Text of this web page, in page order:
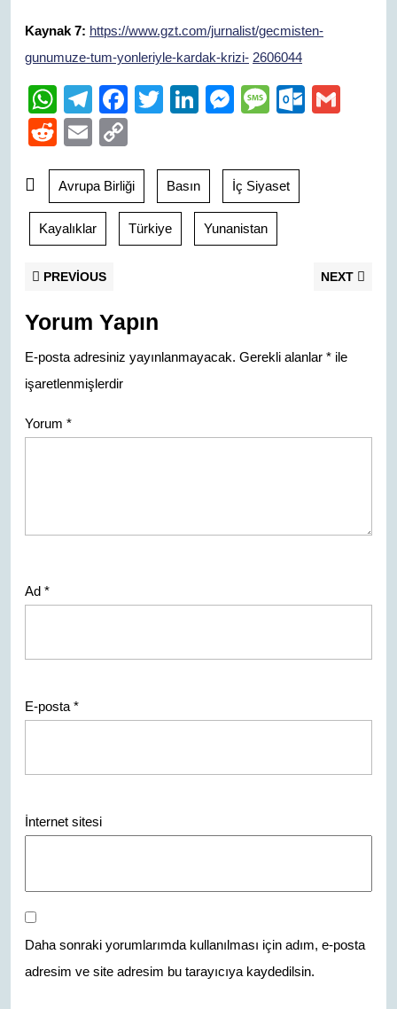
Kaynak 7: https://www.gzt.com/jurnalist/gecmisten-
gunumuze-tum-yonleriyle-kardak-krizi- 2606044
W
h
at
s
A
p
p
T
el
e
gr
a
m
F
e
b
o
T
er
Li
e
dI
n
M
e
n
g
M
a
g
e
O
R
d
di
t
E
ail p
y
Li
Avrupa Birliği Basın İç Siyaset
Kayalıklar Türkiye Yunanistan
Yazı
PREVIOUS NEXT
Yorum Yapın
E-posta adresiniz yayınlanmayacak. Gerekli alanlar * ile
işaretlenmişlerdir
Yorum *
Ad *
E-posta *
İnternet sitesi
Daha sonraki yorumlarımda kullanılması için adım, e-posta
adresim ve site adresim bu tarayıcıya kaydedilsin.